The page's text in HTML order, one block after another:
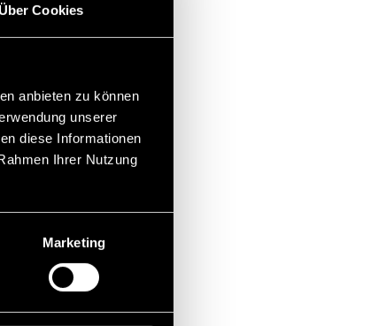
Cookies
anbieten zu können
unserer
diese Informationen
Ihrer Nutzung
Marketing